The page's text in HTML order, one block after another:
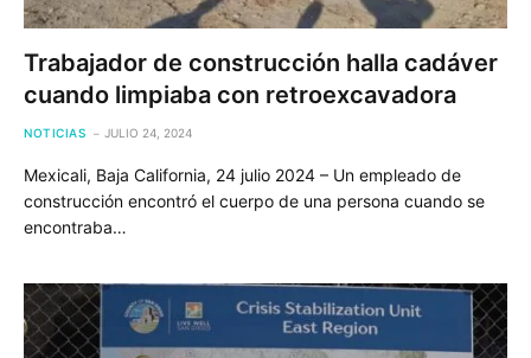
Trabajador de construcción halla cadáver
cuando limpiaba con retroexcavadora
NOTICIAS JULIO 24, 2024
Mexicali, Baja California, 24 julio 2024 – Un empleado de
construcción encontró el cuerpo de una persona cuando se
encontraba…